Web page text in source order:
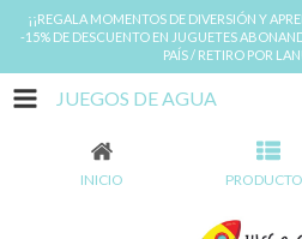
¡¡REGALA MOMENTOS DE DIVERSIÓN Y
-15% DE DESCUENTO EN JUGUETES
PAÍS / RETIRO POR
JUEGOS DE AGUA
INICIO